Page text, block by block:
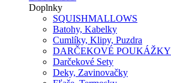
Doplnky
SQUISHMALLOWS
Batohy, Kabelky
Cumlíky, Klipy, Puzdra
DARČEKOVÉ POUKÁŽKY
Darčekové Sety
Deky, Zavinovačky